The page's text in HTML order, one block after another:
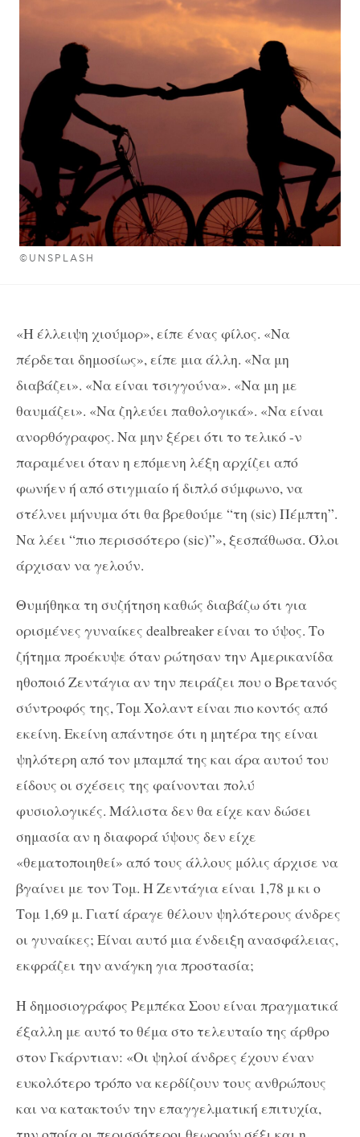
©UNSPLASH
«Η έλλειψη χιούμορ», είπε ένας φίλος. «Να
πέρδεται δημοσίως», είπε μια άλλη. «Να μη
διαβάζει». «Να είναι τσιγγούνα». «Nα μη με
θαυμάζει». «Να ζηλεύει παθολογικά». «Να είναι
ανορθόγραφος. Να μην ξέρει ότι το τελικό -ν
παραμένει όταν η επόμενη λέξη αρχίζει από
φωνήεν ή από στιγμιαίο ή διπλό σύμφωνο, να
στέλνει μήνυμα ότι θα βρεθούμε “τη (sic) Πέμπτη”.
Να λέει “πιο περισσότερο (sic)”», ξεσπάθωσα. Όλοι
άρχισαν να γελούν.
Θυμήθηκα τη συζήτηση καθώς διαβάζω ότι για
ορισμένες γυναίκες dealbreaker είναι το ύψος. Το
ζήτημα προέκυψε όταν ρώτησαν την Αμερικανίδα
ηθοποιό Ζεντάγια αν την πειράζει που ο Βρετανός
σύντροφός της, Τομ Χολαντ είναι πιο κοντός από
εκείνη. Εκείνη απάντησε ότι η μητέρα της είναι
ψηλότερη από τον μπαμπά της και άρα αυτού του
είδους οι σχέσεις της φαίνονται πολύ
φυσιολογικές. Μάλιστα δεν θα είχε καν δώσει
σημασία αν η διαφορά ύψους δεν είχε
«θεματοποιηθεί» από τους άλλους μόλις άρχισε να
βγαίνει με τον Τομ. Η Ζεντάγια είναι 1,78 μ κι ο
Τομ 1,69 μ. Γιατί άραγε θέλουν ψηλότερους άνδρες
οι γυναίκες; Είναι αυτό μια ένδειξη ανασφάλειας,
εκφράζει την ανάγκη για προστασία;
Η δημοσιογράφος Ρεμπέκα Σοου είναι πραγματικά
έξαλλη με αυτό το θέμα στο τελευταίο της άρθρο
στον Γκάρντιαν: «Οι ψηλοί άνδρες έχουν έναν
ευκολότερο τρόπο να κερδίζουν τους ανθρώπους
και να κατακτούν την επαγγελματική επιτυχία,